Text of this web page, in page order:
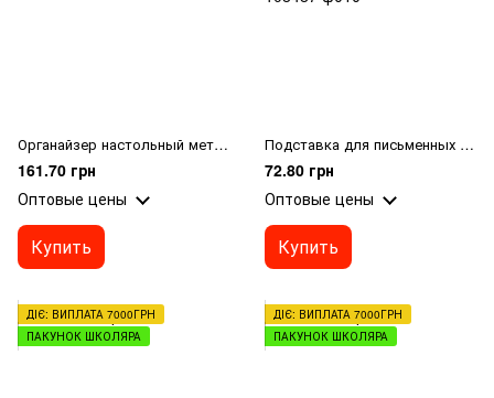
Органайзер настольный метал. "Сетка" чорный
161.70 грн
Оптовые цены
Купить
Подставка для письменных принадлежностей квадратный (стакан)
72.80 грн
Оптовые цены
Купить
ДІЄ: ВИПЛАТА 7000ГРН
ПАКУНОК ШКОЛЯРА
ДІЄ: ВИПЛАТА 7000ГРН
ПАКУНОК ШКОЛЯРА